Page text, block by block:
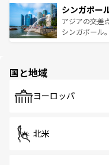
参照してほしい
激する。気候
が待っている
た文化、そし
み、どこを訪
ており、効率
うな絶景から
シンガポー
アジアの交差
シンガポール
で、ホーカー
国と地域
ヨーロッパ
北米